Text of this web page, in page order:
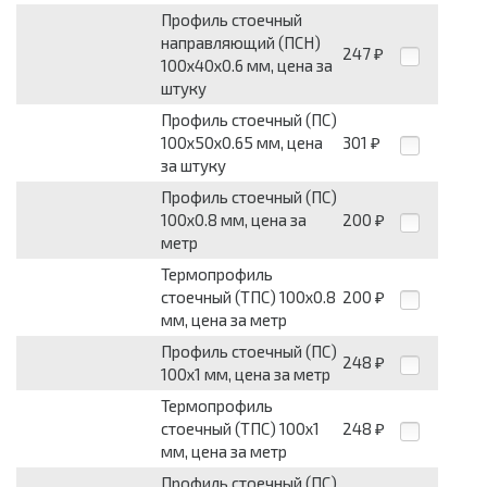
Профиль стоечный
направляющий (ПСН)
100х40х0.6 мм, цена за
штуку
247 ₽
Профиль стоечный (ПС)
100х50х0.65 мм, цена
за штуку
301 ₽
Профиль стоечный (ПС)
100х0.8 мм, цена за
метр
200 ₽
Термопрофиль
стоечный (ТПС) 100х0.8
мм, цена за метр
200 ₽
Профиль стоечный (ПС)
100х1 мм, цена за метр
248 ₽
Термопрофиль
стоечный (ТПС) 100х1
мм, цена за метр
248 ₽
Профиль стоечный (ПС)